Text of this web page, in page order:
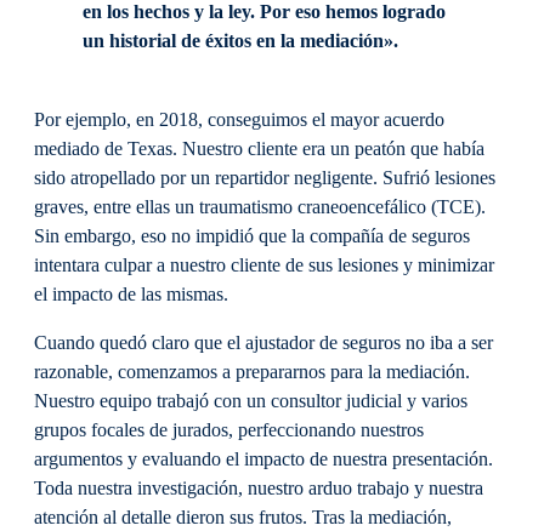
en los hechos y la ley. Por eso hemos logrado
un historial de éxitos en la mediación».
Por ejemplo, en 2018, conseguimos el mayor acuerdo
mediado de Texas. Nuestro cliente era un peatón que había
sido atropellado por un repartidor negligente. Sufrió lesiones
graves, entre ellas un traumatismo craneoencefálico (TCE).
Sin embargo, eso no impidió que la compañía de seguros
intentara culpar a nuestro cliente de sus lesiones y minimizar
el impacto de las mismas.
Cuando quedó claro que el ajustador de seguros no iba a ser
razonable, comenzamos a prepararnos para la mediación.
Nuestro equipo trabajó con un consultor judicial y varios
grupos focales de jurados, perfeccionando nuestros
argumentos y evaluando el impacto de nuestra presentación.
Toda nuestra investigación, nuestro arduo trabajo y nuestra
atención al detalle dieron sus frutos. Tras la mediación,